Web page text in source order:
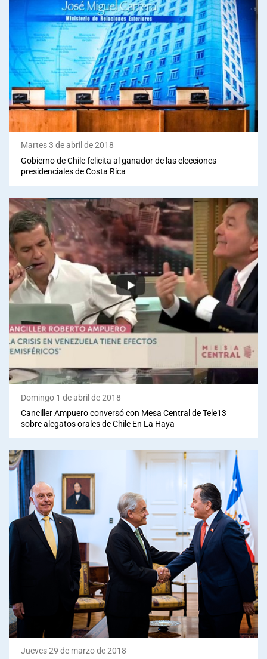
Martes 3 de abril de 2018
Gobierno de Chile felicita al ganador de las elecciones
presidenciales de Costa Rica
Domingo 1 de abril de 2018
Canciller Ampuero conversó con Mesa Central de Tele13
sobre alegatos orales de Chile En La Haya
Jueves 29 de marzo de 2018